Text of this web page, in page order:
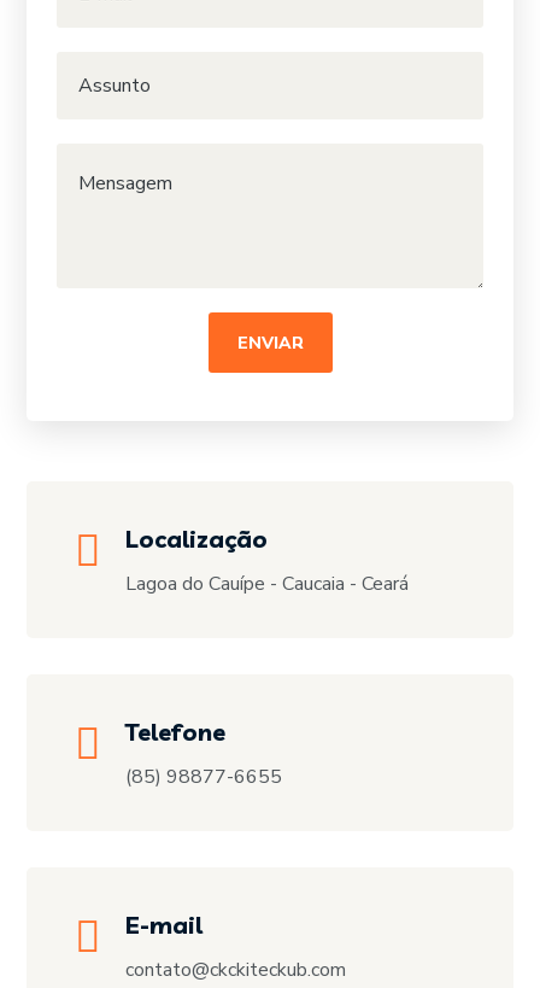
Localização
Lagoa do Cauípe - Caucaia - Ceará
Telefone
(85) 98877-6655
E-mail
contato@ckckiteckub.com